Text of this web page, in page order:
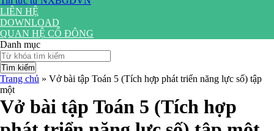
LIÊN HỆ
DOWNLOAD
QUAN HỆ CỔ ĐÔNG
Danh mục
Tìm kiếm
Trang chủ » Vở bài tập Toán 5 (Tích hợp phát triển năng lực số) tập
một
Vở bài tập Toán 5 (Tích hợp